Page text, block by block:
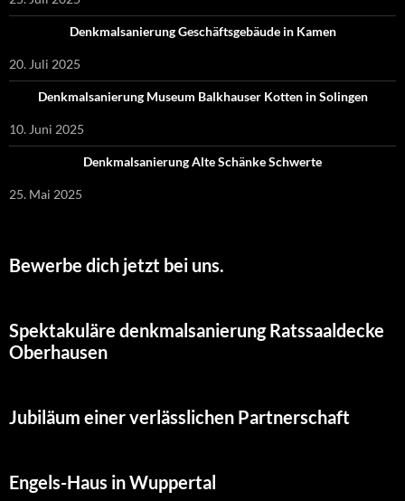
Denkmalsanierung Geschäftsgebäude in Kamen
20. Juli 2025
Denkmalsanierung Museum Balkhauser Kotten in Solingen
10. Juni 2025
Denkmalsanierung Alte Schänke Schwerte
25. Mai 2025
Bewerbe dich jetzt bei uns.
Spektakuläre denkmalsanierung Ratssaaldecke
Oberhausen
Jubiläum einer verlässlichen Partnerschaft
Engels-Haus in Wuppertal